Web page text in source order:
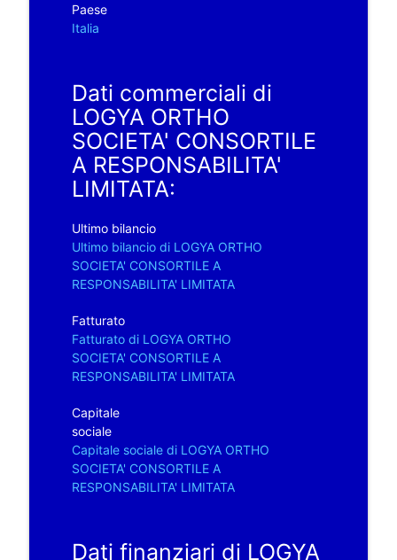
Paese
Italia
Dati commerciali di
LOGYA ORTHO
SOCIETA' CONSORTILE
A RESPONSABILITA'
LIMITATA:
Ultimo bilancio
Ultimo bilancio di LOGYA ORTHO
SOCIETA' CONSORTILE A
RESPONSABILITA' LIMITATA
Fatturato
Fatturato di LOGYA ORTHO
SOCIETA' CONSORTILE A
RESPONSABILITA' LIMITATA
Capitale
sociale
Capitale sociale di LOGYA ORTHO
SOCIETA' CONSORTILE A
RESPONSABILITA' LIMITATA
Dati finanziari di LOGYA